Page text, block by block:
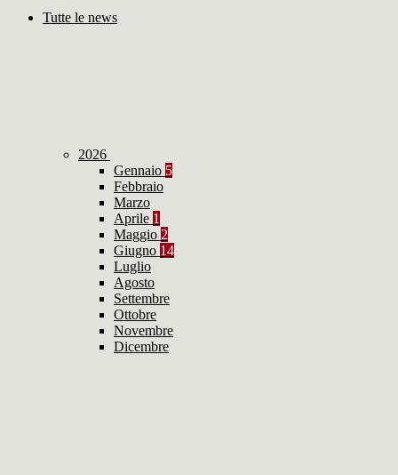
Tutte le news
2026
Gennaio 5
Febbraio
Marzo
Aprile 1
Maggio 2
Giugno 14
Luglio
Agosto
Settembre
Ottobre
Novembre
Dicembre